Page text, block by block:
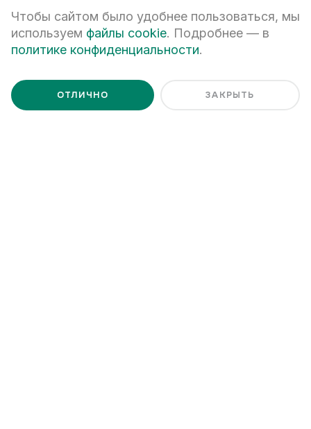
Я ознакомлен с
Политикой обработки персональных данных
Чтобы сайтом было удобнее пользоваться, мы
используем файлы cookie. Подробнее — в
политике конфиденциальности.
ОТЛИЧНО ЗАКРЫТЬ